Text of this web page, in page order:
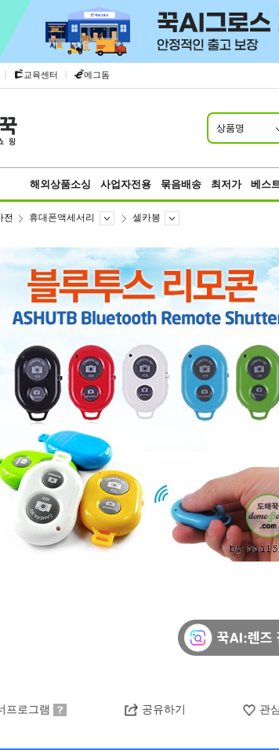
| 교육센터 | 에그돔
상품명
해외상품소싱 사업자전용 묶음배송 최저가 베스
전 휴대폰액세서리 셀카봉
프로그램 공유하기 관